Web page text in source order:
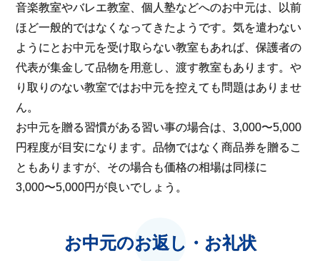
音楽教室やバレエ教室、個人塾などへのお中元は、以前
ほど一般的ではなくなってきたようです。気を遣わない
ようにとお中元を受け取らない教室もあれば、保護者の
代表が集金して品物を用意し、渡す教室もあります。や
り取りのない教室ではお中元を控えても問題はありませ
ん。
お中元を贈る習慣がある習い事の場合は、3,000〜5,000
円程度が目安になります。品物ではなく商品券を贈るこ
ともありますが、その場合も価格の相場は同様に
3,000〜5,000円が良いでしょう。
お中元のお返し・お礼状